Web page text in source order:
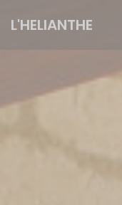
L'HELIANTHE